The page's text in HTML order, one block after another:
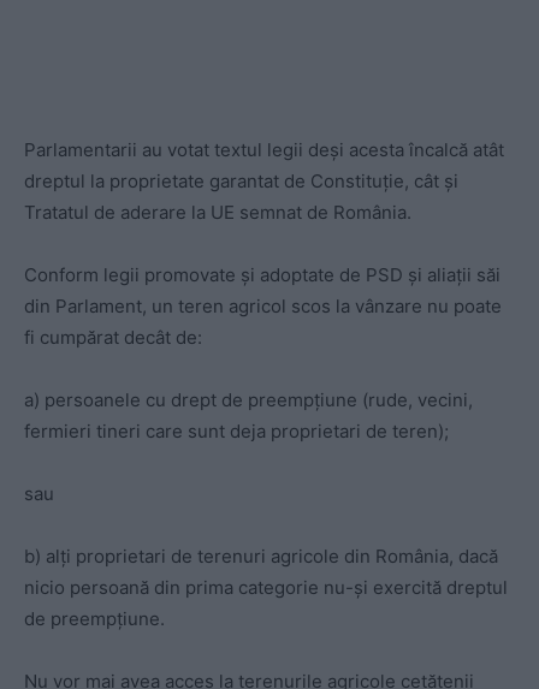
Parlamentarii au votat textul legii deși acesta încalcă atât
dreptul la proprietate garantat de Constituție, cât și
Tratatul de aderare la UE semnat de România.
Conform legii promovate și adoptate de PSD și aliații săi
din Parlament, un teren agricol scos la vânzare nu poate
fi cumpărat decât de:
a) persoanele cu drept de preempțiune (rude, vecini,
fermieri tineri care sunt deja proprietari de teren);
sau
b) alți proprietari de terenuri agricole din România, dacă
nicio persoană din prima categorie nu-și exercită dreptul
de preempțiune.
Nu vor mai avea acces la terenurile agricole cetățenii